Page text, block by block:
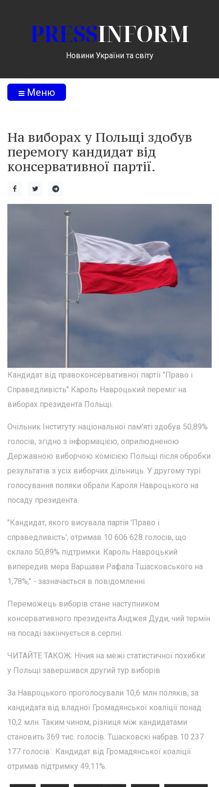
PRESSINFORM
Новини України та світу
Меню
На виборах у Польщі здобув
перемогу кандидат від
консервативної партії.
Кандидат від правоконсервативної партії "Право і
Справедливість" Кароль Навроцький переміг на
виборах президента Польщі.
Очільник Інституту національної пам'яті здобув 50,89%
голосів, згідно з інформацією, оприлюдненою
Державною виборчою комісією Польщі після обробки
результатів з усіх виборчих дільниць. У другому турі
голосування поляки обрали Кароля Навроцького на
посаду президента.
"Кандидат, якого висувала партія 'Право і
справедливість', отримав 10 606 628 голосів, що
склало 50,89% підтримки. Кароль Навроцький
випередив мера Варшави Рафала Тшасковського на
1,78%," - зазначається в повідомленні.
Переможець виборів стане наступником
консервативного президента Анджея Дуди, чий термін
на посаді закінчується в серпні.
ЧИТАЙТЕ ТАКОЖ: Нічия на межі статистичної похибки:
у Польщі завершився другий тур виборів
За Навроцького проголосували 10,6 млн поляків, за
кандидата від владної Громадянської коаліції понад
10,2 млн. Таким чином, різниця між кандидатами
становить 369 тис. голосів. Тшасковскі набрав 10 237
177 голосів . Кандидат від Громадянської коаліції
отримав підтримку 49,11%.